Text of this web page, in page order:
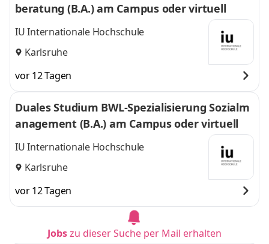
beratung (B.A.) am Campus oder virtuell
IU Internationale Hochschule
Karlsruhe
vor 12 Tagen
Duales Studium BWL-Spezialisierung Sozialm
anagement (B.A.) am Campus oder virtuell
IU Internationale Hochschule
Karlsruhe
vor 12 Tagen
Jobszu dieser Suche per Mail erhalten